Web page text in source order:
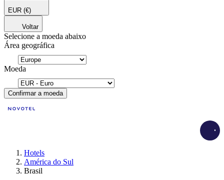
EUR (€)
Voltar
Selecione a moeda abaixo
Área geográfica
Moeda
Confirmar a moeda
Hotels
América do Sul
Brasil